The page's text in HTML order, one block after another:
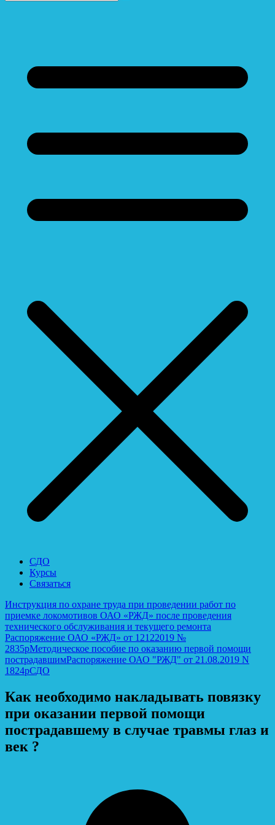
СДО
Курсы
Связаться
Инструкция по охране труда при проведении работ по
приемке локомотивов ОАО «РЖД» после проведения
технического обслуживания и текущего ремонта
Распоряжение ОАО «РЖД» от 12122019 №
2835рМетодическое пособие по оказанию первой помощи
пострадавшимРаспоряжение ОАО "РЖД" от 21.08.2019 N
1824рСДО
Как необходимо накладывать повязку
при оказании первой помощи
пострадавшему в случае травмы глаз и
век ?